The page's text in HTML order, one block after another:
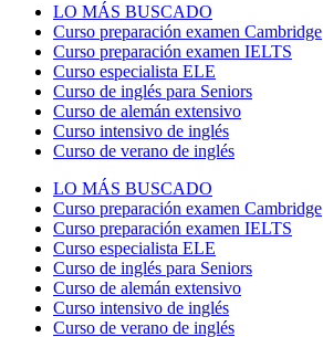
LO MÁS BUSCADO
Curso preparación examen Cambridge
Curso preparación examen IELTS
Curso especialista ELE
Curso de inglés para Seniors
Curso de alemán extensivo
Curso intensivo de inglés
Curso de verano de inglés
LO MÁS BUSCADO
Curso preparación examen Cambridge
Curso preparación examen IELTS
Curso especialista ELE
Curso de inglés para Seniors
Curso de alemán extensivo
Curso intensivo de inglés
Curso de verano de inglés